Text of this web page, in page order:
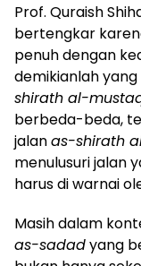
Prof. Quraish
bertengkar
penuh dengan
demikianlah
shirath al-
berbeda-beda,
jalanas-shirath
menulusuri jalan
harus di warnai
Masih dalam
as-sadadyang